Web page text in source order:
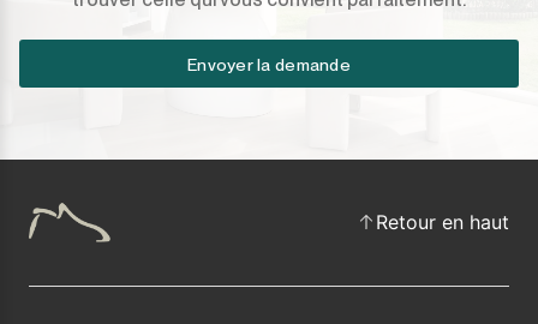
Envoyer la demande
Retour en haut